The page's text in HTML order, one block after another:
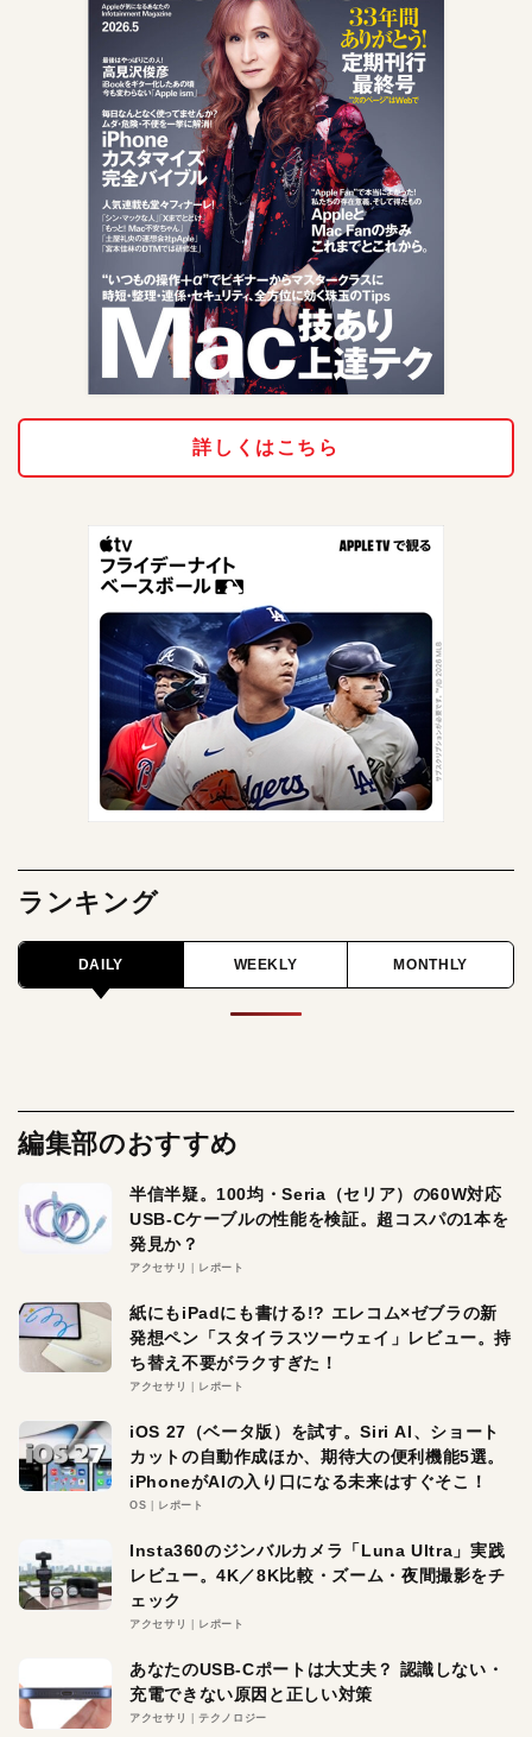
詳しくはこちら
ランキング
DAILY WEEKLY MONTHLY
編集部のおすすめ
半信半疑。100均・Seria（セリア）の60W対応
USB-Cケーブルの性能を検証。超コスパの1本を
発見か？
アクセサリ レポート
紙にもiPadにも書ける!? エレコム×ゼブラの新
発想ペン「スタイラスツーウェイ」レビュー。持
ち替え不要がラクすぎた！
アクセサリ レポート
iOS 27（ベータ版）を試す。Siri AI、ショート
カットの自動作成ほか、期待大の便利機能5選。
iPhoneがAIの入り口になる未来はすぐそこ！
OS レポート
Insta360のジンバルカメラ「Luna Ultra」実践
レビュー。4K／8K比較・ズーム・夜間撮影をチ
ェック
アクセサリ レポート
あなたのUSB-Cポートは大丈夫？ 認識しない・
充電できない原因と正しい対策
アクセサリ テクノロジー